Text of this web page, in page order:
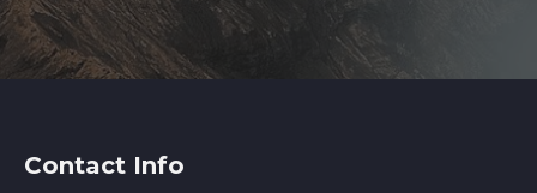
Contact Info